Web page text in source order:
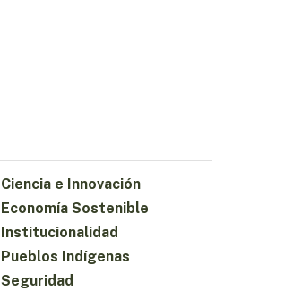
Ciencia e Innovación
Economía Sostenible
Institucionalidad
Pueblos Indígenas
Seguridad